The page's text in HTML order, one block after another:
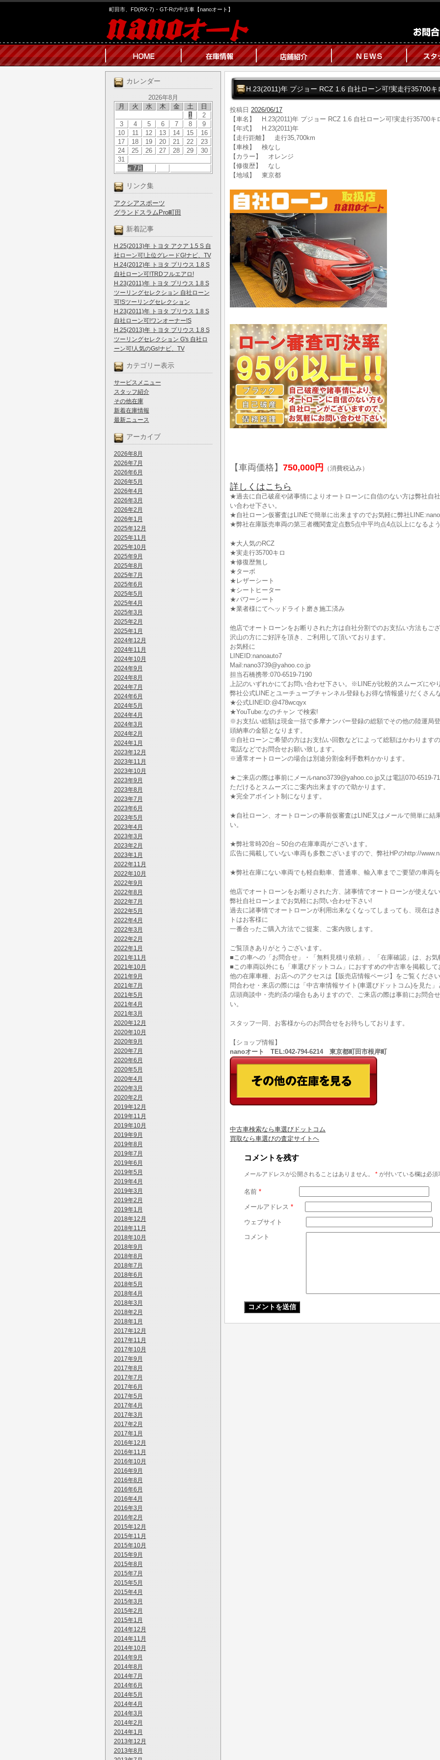
町田市、FD(RX-7)・GT-Rの中古車【nanoオート】
カレンダー
2026年8月
月
火 水 木 金 土 日
« 7月
1
2
3
4 5 6 7 8
9
10
11 12 13 14 15
16
17
18 19 20 21 22
23
24
25 26 27 28 29
30
31
リンク集
アクシアスポーツ
グランドスラムPro町田
新着記事
H.25(2013)年 トヨタ アクア 1.5 S 自
社ローン可!上位グレードG!ナビ、TV
H.24(2012)年 トヨタ プリウス 1.8 S
自社ローン可!TRDフルエアロ!
H.23(2011)年 トヨタ プリウス 1.8 S
ツーリングセレクション 自社ローン
可!Sツーリングセレクション
H.23(2011)年 トヨタ プリウス 1.8 S
自社ローン可!ワンオーナー!S
H.25(2013)年 トヨタ プリウス 1.8 S
ツーリングセレクション G's 自社ロ
ーン可!人気のGs!ナビ、TV
カテゴリー表示
サービスメニュー
スタッフ紹介
その他在庫
新着在庫情報
最新ニュース
アーカイブ
2026年8月
2026年7月
2026年6月
2026年5月
2026年4月
2026年3月
2026年2月
2026年1月
2025年12月
2025年11月
2025年10月
2025年9月
2025年8月
2025年7月
2025年6月
2025年5月
2025年4月
2025年3月
2025年2月
2025年1月
2024年12月
2024年11月
2024年10月
2024年9月
2024年8月
2024年7月
2024年6月
2024年5月
2024年4月
2024年3月
2024年2月
2024年1月
2023年12月
2023年11月
2023年10月
2023年9月
2023年8月
2023年7月
2023年6月
2023年5月
2023年4月
2023年3月
2023年2月
2023年1月
2022年11月
2022年10月
2022年9月
2022年8月
2022年7月
2022年5月
2022年4月
2022年3月
2022年2月
2022年1月
2021年11月
2021年10月
2021年9月
2021年7月
2021年5月
2021年4月
2021年3月
2020年12月
2020年10月
2020年9月
2020年7月
2020年6月
2020年5月
2020年4月
2020年3月
2020年2月
2019年12月
2019年11月
2019年10月
2019年9月
2019年8月
2019年7月
2019年6月
2019年5月
2019年4月
2019年3月
2019年2月
2019年1月
2018年12月
2018年11月
2018年10月
2018年9月
2018年8月
2018年7月
2018年6月
2018年5月
2018年4月
2018年3月
2018年2月
2018年1月
2017年12月
2017年11月
2017年10月
2017年9月
2017年8月
2017年7月
2017年6月
2017年5月
2017年4月
2017年3月
2017年2月
2017年1月
2016年12月
2016年11月
2016年10月
2016年9月
2016年8月
2016年6月
2016年4月
2016年3月
2016年2月
2015年12月
2015年11月
2015年10月
2015年9月
2015年8月
2015年7月
2015年5月
2015年4月
2015年3月
2015年2月
2015年1月
2014年12月
2014年11月
2014年10月
2014年9月
2014年8月
2014年7月
2014年6月
2014年5月
2014年4月
2014年3月
2014年2月
2014年1月
2013年12月
2013年8月
H.23(2011)年 プジョー RCZ 1.6 自社ローン可!実走行35700キ
投稿日 2026/06/17
【車名】 H.23(2011)年 プジョー RCZ 1.6 自社ローン可!実走行35700キ
【年式】 H.23(2011)年
【走行距離】 走行35,700km
【車検】 検なし
【カラー】 オレンジ
【修復歴】 なし
【地域】 東京都
【車両価格】 750,000円 （消費税込み）
詳しくはこちら
★過去に自己破産や諸事情によりオートローンに自信のない方は弊社自
い合わせ下さい。
★自社ローン仮審査はLINEで簡単に出来ますのでお気軽に弊社
★弊社在庫販売車両の第三者機関査定点数5点中平均点4点以上になるよ
★大人気のRCZ
★実走行35700キロ
★修復歴無し
★ターボ
★レザーシート
★シートヒーター
★パワーシート
★業者様にてヘッドライト磨き施工済み
他店でオートローンをお断りされた方は自社分割でのお支払い方法もご
沢山の方にご好評を頂き、ご利用して頂いております。
お気軽に
LINEID:nanoauto7
Mail:nano3739@yahoo.co.jp
担当石橋携帯:070-6519-7190
上記のいずれかにてお問い合わせ下さい。※LINEが比較的スムーズにや
弊社公式LINEとユーチューブチャンネル登録もお得な情報盛りだくさん
★公式LINEID:@478wcqyx
★YouTube:なのチャン で検索!
※お支払い総額は現金一括で多摩ナンバー登録の総額でその他の陸運局
頭納車の金額となります。
※自社ローンご希望の方はお支払い回数などによって総額はかわります
電話などでお問合せお願い致します。
※通常オートローンの場合は別途分割金利手数料かかります。
★ご来店の際は事前にメールnano3739@yahoo.co.jp又は電話070-6519-
ただけるとスムーズにご案内出来ますので助かります。
★完全アポイント制になります。
★自社ローン、オートローンの事前仮審査はLINE又はメールで簡単に結
い。
★弊社常時20台～50台の在庫車両がございます。
広告に掲載していない車両も多数ございますので、弊社HPのhttp://
★弊社在庫にない車両でも軽自動車、普通車、輸入車までご要望の車両
他店でオートローンをお断りされた方、諸事情でオートローンが使えな
弊社自社ローンまでお気軽にお問い合わせ下さい!
過去に諸事情でオートローンが利用出来なくなってしまっても、現在は
トはお客様に
一番合ったご購入方法でご提案、ご案内致します。
ご覧頂きありがとうございます。
■この車への「お問合せ」・「無料見積り依頼」、「在庫確認」は、お気
■この車両以外にも「車選びドットコム」におすすめの中古車を掲載して
他の在庫車種、お店へのアクセスは【販売店情報ページ】をご覧くださ
問合わせ・来店の際には「中古車情報サイト(車選びドットコム)を見た
店頭商談中・売約済の場合もありますので、ご来店の際は事前にお問合
い。
スタッフ一同、お客様からのお問合せをお待ちしております。
【ショップ情報】
nanoオート TEL:042-794-6214 東京都町田市根岸町
中古車検索なら車選びドットコム
買取なら車選びの査定サイトヘ
コメントを残す
メールアドレスが公開されることはありません。 * が付いている欄は必須
名前 *
メールアドレス *
ウェブサイト
コメント